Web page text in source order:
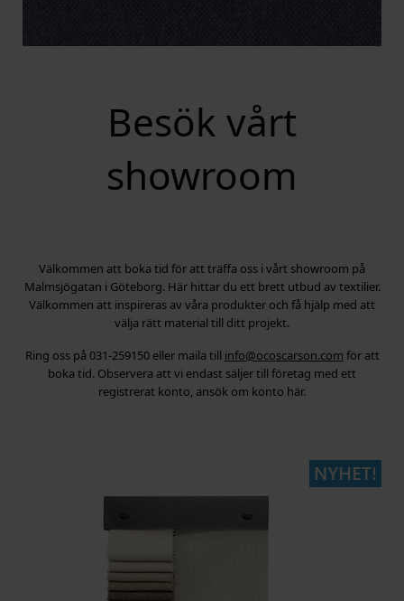
Besök vårt
showroom
Välkommen att boka tid för att träffa oss i vårt showroom på
Malmsjögatan i Göteborg. Här hittar du ett brett utbud av textilier.
Välkommen att inspireras av våra produkter och få hjälp med att
välja rätt material till ditt projekt.
Ring oss på 031-259150 eller maila till info@ocoscarson.com för att
boka tid. Observera att vi endast säljer till företag med ett
registrerat konto, ansök om konto här.